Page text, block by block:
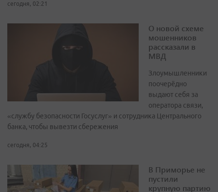
сегодня, 02:21
О новой схеме
мошенников
рассказали в
МВД
Злоумышленники
поочерёдно
выдают себя за
оператора связи,
«службу безопасности Госуслуг» и сотрудника Центрального
банка, чтобы вывезти сбережения
сегодня, 04:25
В Приморье не
пустили
крупную партию